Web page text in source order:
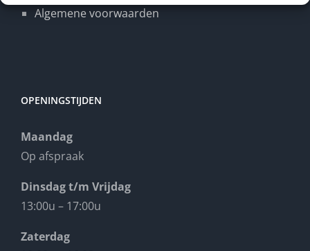
Algemene voorwaarden
OPENINGSTIJDEN
Maandag
Op afspraak
Dinsdag t/m Vrijdag
13:00u – 17:00u
Zaterdag